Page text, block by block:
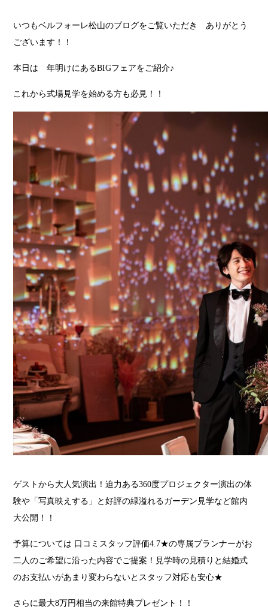
いつもベルフォーレ松山のブログをご覧いただき ありがとう
ございます！！
本日は 年明けにあるBIGフェアをご紹介♪
これから式場見学を始める方も必見！！
ゲストから大人気演出！迫力ある360度プロジェクター演出の体
験や「写真映えする」と好評の緑溢れるガーデン見学など館内
大公開！！
予算については 口コミスタッフ評価4.7★の専属プランナーがお
二人のご希望に沿った内容でご提案！見学時の見積りと結婚式
のお支払いがあまり変わらないとスタッフ対応も安心★
さらに最大8万円相当の来館特典プレゼント！！